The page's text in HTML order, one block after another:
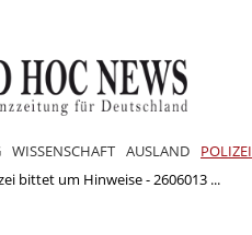
WISSENSCHAFT AUSLAND POLIZEI
bittet um Hinweise - 2606013 ...